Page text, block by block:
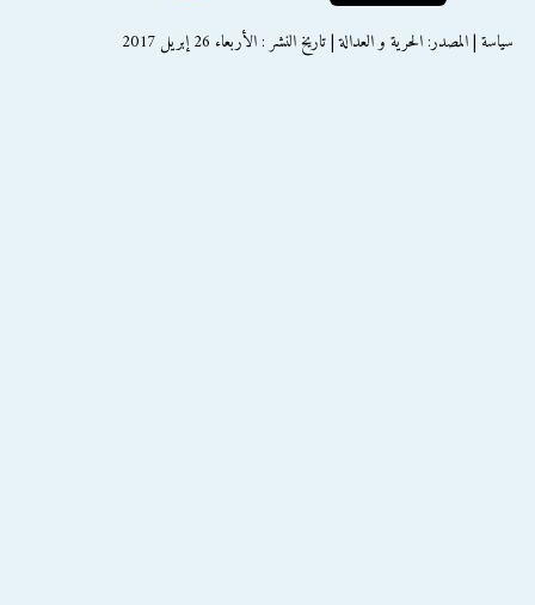
سياسة | المصدر: الحرية و العدالة | تاريخ النشر : الأربعاء 26 إبريل 2017